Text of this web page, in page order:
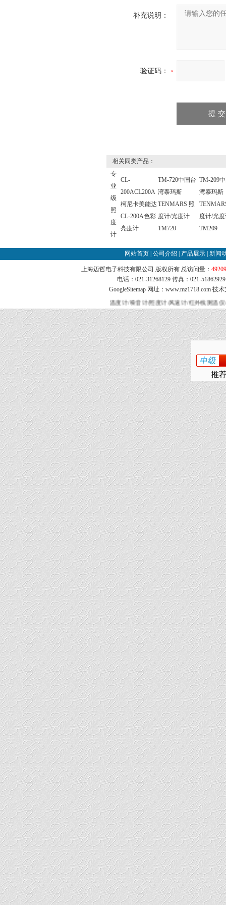
补充说明：
验证码：
相关同类产品：
专
业
级
照
度
计
CL-
200ACL200A
柯尼卡美能达
CL-200A色彩
亮度计
TM-720中国台
湾泰玛斯
TENMARS 照
度计/光度计
TM720
TM-209
湾泰玛斯
度计/光
TM209
网站首页 公司介绍 产品展示 新闻
上海迈哲电子科技有限公司 版权所有 总访问量：
电话：021-31268129 传真：021-
GoogleSitemap网址：www.mz1718.com 技
温度计/噪音计/照度计/风速计/红外线测温
推